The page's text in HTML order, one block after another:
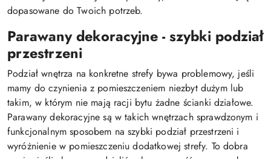
dopasowane do Twoich potrzeb.
Parawany dekoracyjne - szybki podział
przestrzeni
Podział wnętrza na konkretne strefy bywa problemowy, jeśli
mamy do czynienia z pomieszczeniem niezbyt dużym lub
takim, w którym nie mają racji bytu żadne ścianki działowe.
Parawany dekoracyjne są w takich wnętrzach sprawdzonym i
funkcjonalnym sposobem na szybki podział przestrzeni i
wyróżnienie w pomieszczeniu dodatkowej strefy. To dobra